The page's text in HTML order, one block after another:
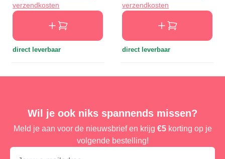
verzendkosten
direct leverbaar
verzendkosten
direct leverbaar
Wil je ook niks spannends missen?
Meld je aan voor de nieuwsbrief en krijg €5korting op je
volgende bestelling!